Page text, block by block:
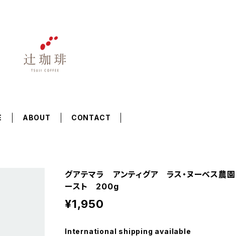
ABOUT CONTACT
グアテマラ アンティグア ラス・ヌーベス農園
ースト 200g
¥1,950
International shipping available